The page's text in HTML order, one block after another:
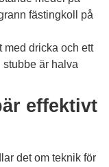
fästingkoll på
med dricka och ett
är halva
effektivt
det om teknik för